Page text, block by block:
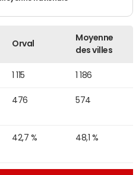
Orval
Moyenne
des villes
1 115 1 186
476 574
42,7 % 48,1 %